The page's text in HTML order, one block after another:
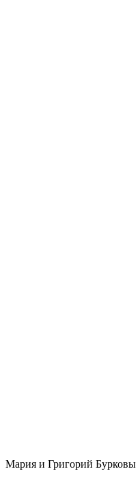
Мария и Григорий Бурковы